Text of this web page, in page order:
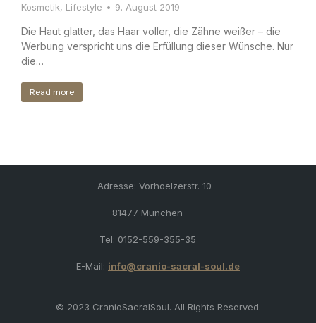
Kosmetik, Lifestyle 9. August 2019
Die Haut glatter, das Haar voller, die Zähne weißer – die
Werbung verspricht uns die Erfüllung dieser Wünsche. Nur
die…
Read more
Adresse: Vorhoelzerstr. 10
81477 München
Tel: 0152-559-355-35
E-Mail: info@cranio-sacral-soul.de
© 2023 CranioSacralSoul. All Rights Reserved.